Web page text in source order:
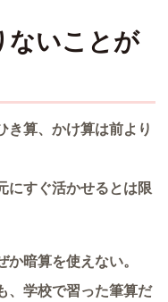
ないことが
き算、かけ算は前より
にすぐ活かせるとは限
暗算を使えない。
、学校で習った筆算だ